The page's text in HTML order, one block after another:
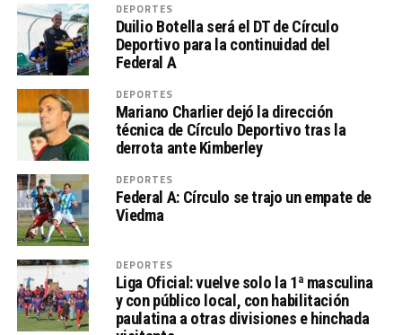
DEPORTES
Duilio Botella será el DT de Círculo
Deportivo para la continuidad del
Federal A
DEPORTES
Mariano Charlier dejó la dirección
técnica de Círculo Deportivo tras la
derrota ante Kimberley
DEPORTES
Federal A: Círculo se trajo un empate de
Viedma
DEPORTES
Liga Oficial: vuelve solo la 1ª masculina
y con público local, con habilitación
paulatina a otras divisiones e hinchada